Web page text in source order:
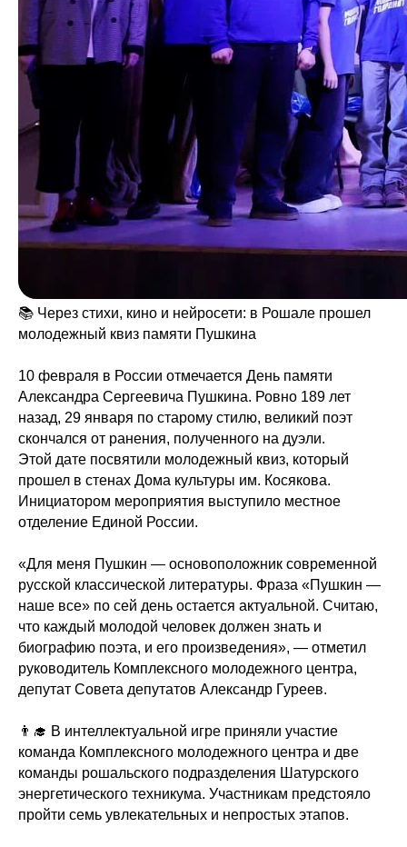
📚 Через стихи, кино и нейросети: в Рошале прошел
молодежный квиз памяти Пушкина
10 февраля в России отмечается День памяти
Александра Сергеевича Пушкина. Ровно 189 лет
назад, 29 января по старому стилю, великий поэт
скончался от ранения, полученного на дуэли.
Этой дате посвятили молодежный квиз, который
прошел в стенах Дома культуры им. Косякова.
Инициатором мероприятия выступило местное
отделение Единой России.
«Для меня Пушкин — основоположник современной
русской классической литературы. Фраза «Пушкин —
наше все» по сей день остается актуальной. Считаю,
что каждый молодой человек должен знать и
биографию поэта, и его произведения», — отметил
руководитель Комплексного молодежного центра,
депутат Совета депутатов Александр Гуреев.
👨‍🎓 В интеллектуальной игре приняли участие
команда Комплексного молодежного центра и две
команды рошальского подразделения Шатурского
энергетического техникума. Участникам предстояло
пройти семь увлекательных и непростых этапов.